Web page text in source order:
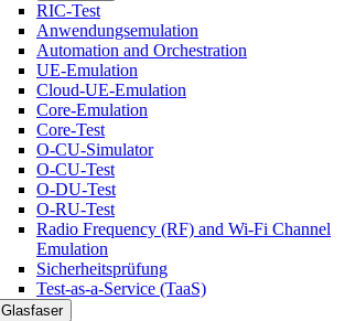
RIC-Test
Anwendungsemulation
Automation and Orchestration
UE-Emulation
Cloud-UE-Emulation
Core-Emulation
Core-Test
O-CU-Simulator
O-CU-Test
O-DU-Test
O-RU-Test
Radio Frequency (RF) and Wi-Fi Channel
Emulation
Sicherheitsprüfung
Test-as-a-Service (TaaS)
Glasfaser